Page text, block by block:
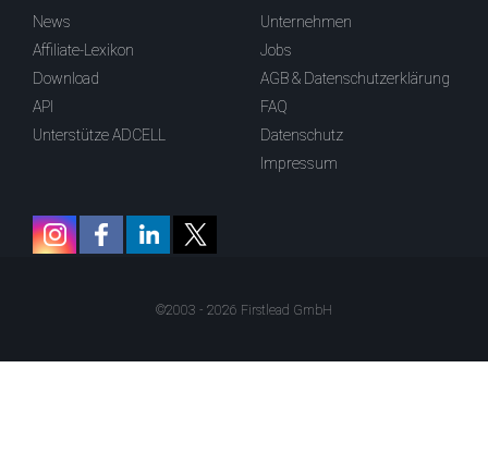
News
Affiliate-Lexikon
Download
API
Unterstütze ADCELL
Unternehmen
Jobs
AGB & Datenschutzerklärung
FAQ
Datenschutz
Impressum
©2003 - 2026 Firstlead GmbH